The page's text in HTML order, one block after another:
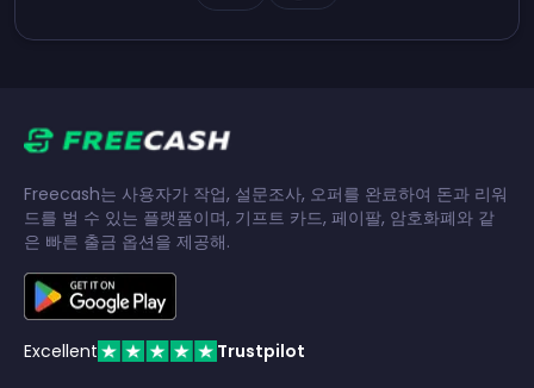
Freecash는 사용자가 작업, 설문조사, 오퍼를 완료하여 돈과 리워
드를 벌 수 있는 플랫폼이며, 기프트 카드, 페이팔, 암호화폐와 같
은 빠른 출금 옵션을 제공해.
Excellent Trustpilot